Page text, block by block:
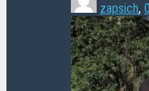
zapsich,